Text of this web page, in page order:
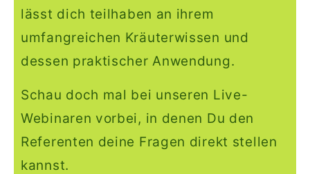
lässt dich teilhaben an ihrem
umfangreichen Kräuterwissen und
dessen praktischer Anwendung.
Schau doch mal bei unseren Live-
Webinaren vorbei, in denen Du den
Referenten deine Fragen direkt stellen
kannst.